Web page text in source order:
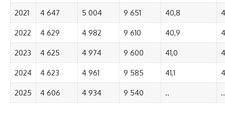
2021 4 647 5 004 9 651 40,8
2022 4 629 4 982 9 610 40,9
2023 4 625 4 974 9 600 41,0
2024 4 623 4 961 9 585 41,1
2025 4 606 4 934 9 540 .. ..